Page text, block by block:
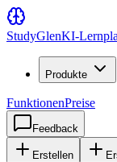
StudyGlenKI-
Produkte
FunktionenPreise
Feedback
Erstellen